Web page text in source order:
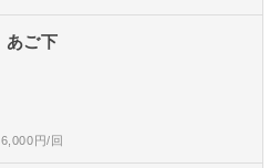
あご下
6,000円/回